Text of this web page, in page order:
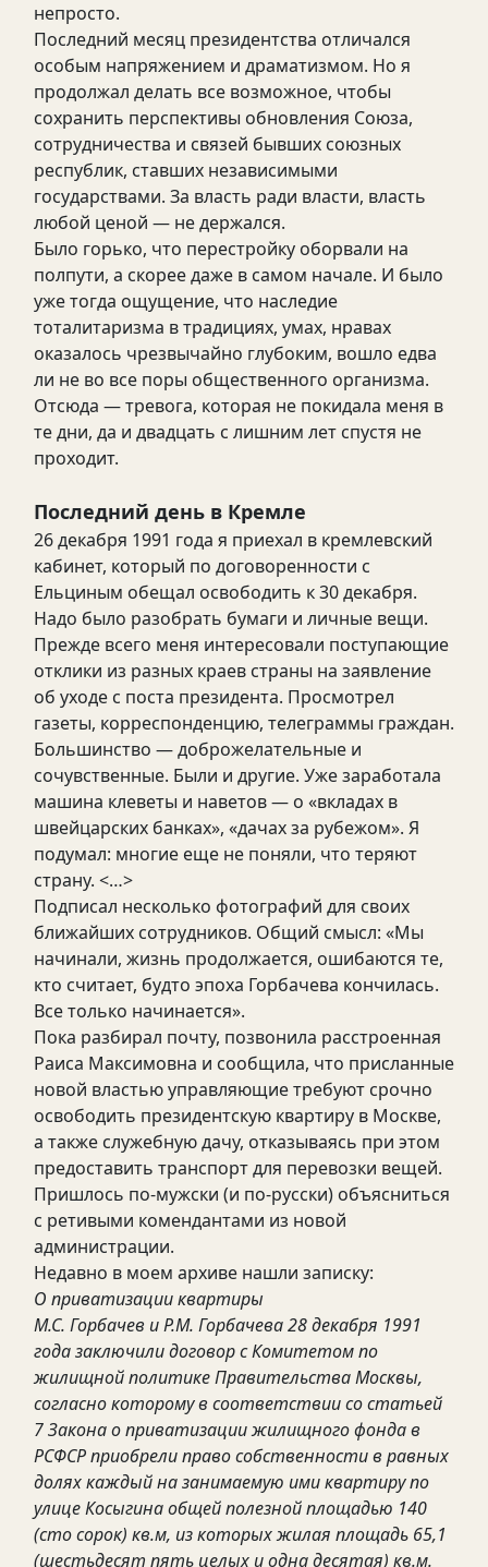
непросто.
Последний месяц президентства отличался
особым напряжением и драматизмом. Но я
продолжал делать все возможное, чтобы
сохранить перспективы обновления Союза,
сотрудничества и связей бывших союзных
республик, ставших независимыми
государствами. За власть ради власти, власть
любой ценой — не держался.
Было горько, что перестройку оборвали на
полпути, а скорее даже в самом начале. И было
уже тогда ощущение, что наследие
тоталитаризма в традициях, умах, нравах
оказалось чрезвычайно глубоким, вошло едва
ли не во все поры общественного организма.
Отсюда — тревога, которая не покидала меня в
те дни, да и двадцать с лишним лет спустя не
проходит.
Последний день в Кремле
26 декабря 1991 года я приехал в кремлевский
кабинет, который по договоренности с
Ельциным обещал освободить к 30 декабря.
Надо было разобрать бумаги и личные вещи.
Прежде всего меня интересовали поступающие
отклики из разных краев страны на заявление
об уходе с поста президента. Просмотрел
газеты, корреспонденцию, телеграммы граждан.
Большинство — доброжелательные и
сочувственные. Были и другие. Уже заработала
машина клеветы и наветов — о «вкладах в
швейцарских банках», «дачах за рубежом». Я
подумал: многие еще не поняли, что теряют
страну. <…>
Подписал несколько фотографий для своих
ближайших сотрудников. Общий смысл: «Мы
начинали, жизнь продолжается, ошибаются те,
кто считает, будто эпоха Горбачева кончилась.
Все только начинается».
Пока разбирал почту, позвонила расстроенная
Раиса Максимовна и сообщила, что присланные
новой властью управляющие требуют срочно
освободить президентскую квартиру в Москве,
а также служебную дачу, отказываясь при этом
предоставить транспорт для перевозки вещей.
Пришлось по-мужски (и по-русски) объясниться
с ретивыми комендантами из новой
администрации.
Недавно в моем архиве нашли записку:
О приватизации квартиры
М.С. Горбачев и Р.М. Горбачева 28 декабря 1991
года заключили договор с Комитетом по
жилищной политике Правительства Москвы,
согласно которому в соответствии со статьей
7 Закона о приватизации жилищного фонда в
РСФСР приобрели право собственности в равных
долях каждый на занимаемую ими квартиру по
улице Косыгина общей полезной площадью 140
(сто сорок) кв.м, из которых жилая площадь 65,1
(шестьдесят пять целых и одна десятая) кв.м.